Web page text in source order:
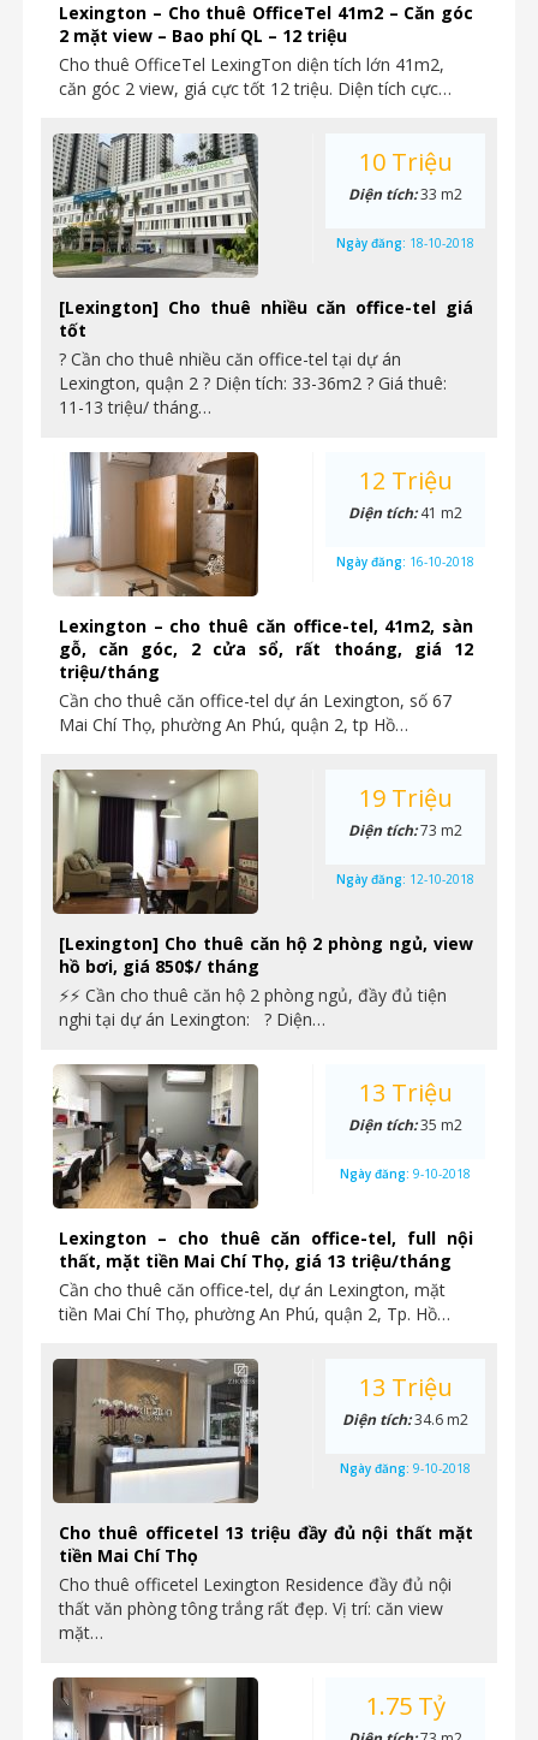
Lexington – Cho thuê OfficeTel 41m2 – Căn góc
2 mặt view – Bao phí QL – 12 triệu
Cho thuê OfficeTel LexingTon diện tích lớn 41m2,
căn góc 2 view, giá cực tốt 12 triệu. Diện tích cực…
[Lexington] Cho thuê nhiều căn office-tel giá
tốt
? Cần cho thuê nhiều căn office-tel tại dự án
Lexington, quận 2 ? Diện tích: 33-36m2 ? Giá thuê:
11-13 triệu/ tháng…
10 Triệu
Diện tích:33 m2
Ngày đăng: 18-10-2018
Lexington – cho thuê căn office-tel, 41m2, sàn
gỗ, căn góc, 2 cửa sổ, rất thoáng, giá 12
triệu/tháng
Cần cho thuê căn office-tel dự án Lexington, số 67
Mai Chí Thọ, phường An Phú, quận 2, tp Hồ…
12 Triệu
Diện tích:41 m2
Ngày đăng: 16-10-2018
[Lexington] Cho thuê căn hộ 2 phòng ngủ, view
hồ bơi, giá 850$/ tháng
⚡⚡ Cần cho thuê căn hộ 2 phòng ngủ, đầy đủ tiện
nghi tại dự án Lexington: ? Diện…
19 Triệu
Diện tích:73 m2
Ngày đăng: 12-10-2018
Lexington – cho thuê căn office-tel, full nội
thất, mặt tiền Mai Chí Thọ, giá 13 triệu/tháng
Cần cho thuê căn office-tel, dự án Lexington, mặt
tiền Mai Chí Thọ, phường An Phú, quận 2, Tp. Hồ…
13 Triệu
Diện tích:35 m2
Ngày đăng: 9-10-2018
Cho thuê officetel 13 triệu đầy đủ nội thất mặt
tiền Mai Chí Thọ
Cho thuê officetel Lexington Residence đầy đủ nội
thất văn phòng tông trắng rất đẹp. Vị trí: căn view
mặt…
13 Triệu
Diện tích:34.6 m2
Ngày đăng: 9-10-2018
1.75 Tỷ